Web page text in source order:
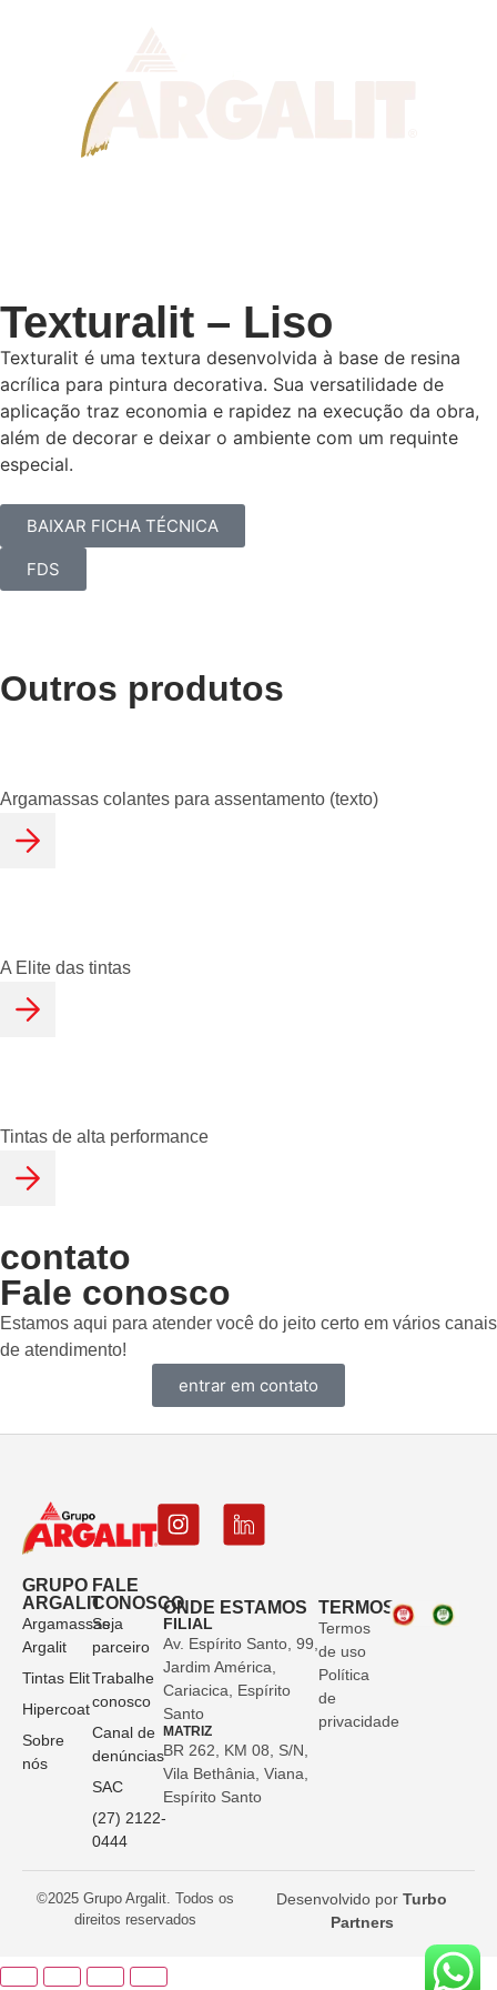
Texturalit – Liso
Texturalit é uma textura desenvolvida à base de resina
acrílica para pintura decorativa. Sua versatilidade de
aplicação traz economia e rapidez na execução da obra,
além de decorar e deixar o ambiente com um requinte
especial.
BAIXAR FICHA TÉCNICA
FDS
Outros produtos
Argamassas colantes para assentamento (texto)
A Elite das tintas
Tintas de alta performance
contato
Fale conosco
Estamos aqui para atender você do jeito certo em vários canais
de atendimento!
entrar em contato
GRUPO
ARGALIT
Argamassas
Argalit
Tintas Elit
Hipercoat
Sobre
nós
FALE
CONOSCO
Seja
parceiro
Trabalhe
conosco
Canal de
denúncias
SAC
(27) 2122-
0444
ONDE ESTAMOS
FILIAL
Av. Espírito Santo, 99,
Jardim América,
Cariacica, Espírito
Santo
MATRIZ
BR 262, KM 08, S/N,
Vila Bethânia, Viana,
Espírito Santo
TERMOS
Termos
de uso
Política
de
privacidade
©2025 Grupo Argalit. Todos os
direitos reservados
Desenvolvido por Turbo
Partners